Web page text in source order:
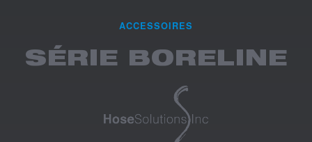
ACCESSOIRES
SÉRIE BORELINE